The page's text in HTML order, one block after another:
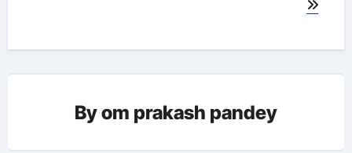
Byom prakash pandey